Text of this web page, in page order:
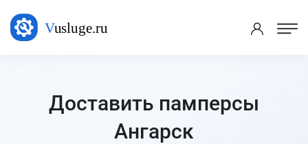
Доставить памперсы
Ангарск